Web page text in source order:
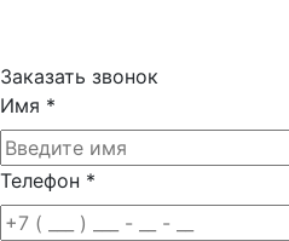
Заказать звонок
Имя *
Телефон *